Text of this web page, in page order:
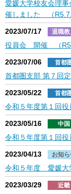
愛媛大学校友会理
催しました （
2023/07/17 退職教
役員会 開催 （
2023/07/06 首都
首都圏支部 第７回
2023/05/22 首都
令和５年度第１回
2023/05/16 中国
令和５年度第１回
2023/04/13 お知
令和５年度 愛媛大
2023/03/29 近畿